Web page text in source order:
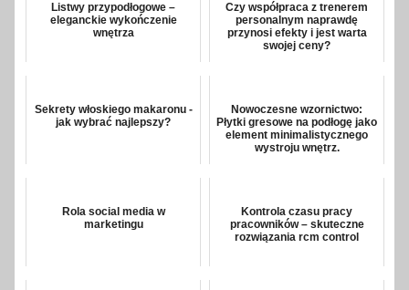
Listwy przypodłogowe –
eleganckie wykończenie
wnętrza
Czy współpraca z trenerem
personalnym naprawdę
przynosi efekty i jest warta
swojej ceny?
Sekrety włoskiego makaronu -
jak wybrać najlepszy?
Nowoczesne wzornictwo:
Płytki gresowe na podłogę jako
element minimalistycznego
wystroju wnętrz.
Rola social media w
marketingu
Kontrola czasu pracy
pracowników – skuteczne
rozwiązania rcm control